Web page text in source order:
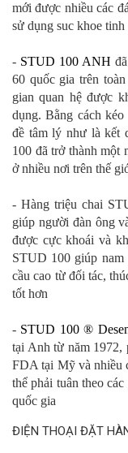
mới được nhiều các
sử dụng suc khoe tinh
- STUD 100 ANH
60 quốc gia trên
gian quan hệ được
dụng. Bằng cách
đề tâm lý như là kết
100 đã trở thành một
ở nhiều nơi trên thế
- Hàng triệu chai
giúp người đàn ông
được cực khoái và
STUD 100 giúp
cầu cao từ đối tác,
tốt hơn
- STUD 100 ®
tại Anh từ năm 1972,
FDA tại Mỹ và nhiều
thể phải tuân theo
quốc gia
ĐIỆN THOẠI ĐẶT